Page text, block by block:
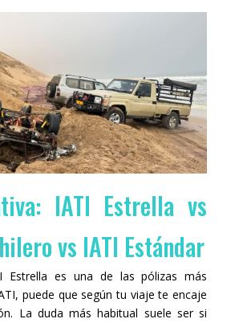
IATI Estrella vs
vs IATI Estándar
Estrella es una de las pólizas más
puede que según tu viaje te encaje
La duda más habitual suele ser si